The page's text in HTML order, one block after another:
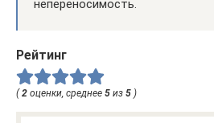
непереносимость.
Рейтинг
( 2 оценки, среднее 5 из 5 )